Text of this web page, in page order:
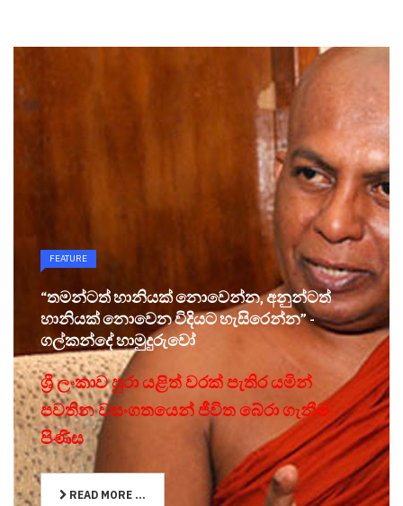
FEATURE
“තමන්ටත් හානියක් නොවෙන්න, අනුන්ටත්
හානියක් නොවෙන විදියට හැසිරෙන්න” -
ගල්කන්දේ හාමුදුරුවෝ
ශ්‍රී ලංකාව පුරා යළිත් වරක් පැතිර යමින්
පවතින වසංගතයෙන් ජීවිත බේරා ගැනීම
පිණිස
READ MORE ...